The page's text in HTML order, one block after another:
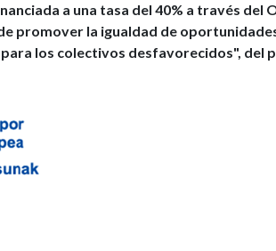
a una tasa del 40% a través del
promover la igualdad de
los colectivos desfavorecidos", del